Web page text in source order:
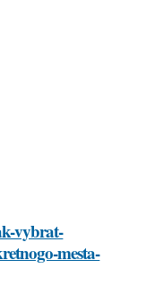
vybrat-
mesta-